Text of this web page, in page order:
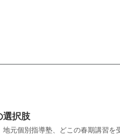
選択肢
元個別指導塾、どこの春期講習を